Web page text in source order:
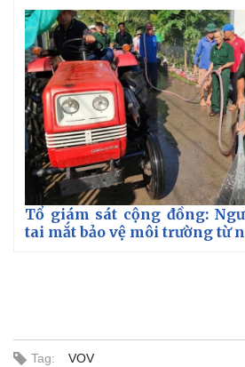
Tổ giám sát cộng đồng:
tai mắt bảo vệ môi trường từ
Tag: VOV